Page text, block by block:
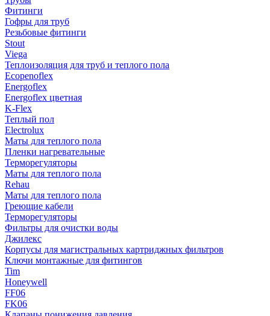
Фитинги
Гофры для труб
Резьбовые фитинги
Stout
Viega
Теплоизоляция для труб и теплого пола
Ecopenoflex
Energoflex
Energoflex цветная
K-Flex
Теплый пол
Electrolux
Маты для теплого пола
Пленки нагревательные
Терморегуляторы
Маты для теплого пола
Rehau
Маты для теплого пола
Греющие кабели
Терморегуляторы
Фильтры для очистки воды
Джилекс
Корпусы для магистральных картриджных фильтров
Ключи монтажные для фитингов
Tim
Honeywell
FF06
FK06